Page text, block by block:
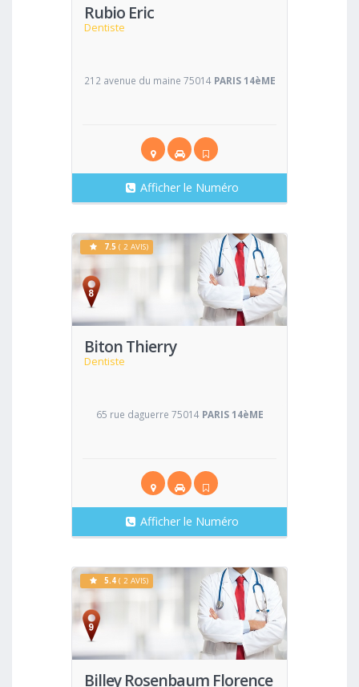
Rubio Eric
Dentiste
212 avenue du maine 75014 PARIS 14èME
Afficher le Numéro
Biton Thierry
Dentiste
Voir
7.5 ( 2 AVIS)
65 rue daguerre 75014 PARIS 14èME
Afficher le Numéro
Billey Rosenbaum Florence
Voir
5.4 ( 2 AVIS)